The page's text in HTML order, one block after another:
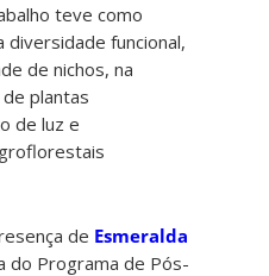
teve como
funcional,
de nichos, na
plantas
de luz e
de Esmeralda
do Programa de Pós-